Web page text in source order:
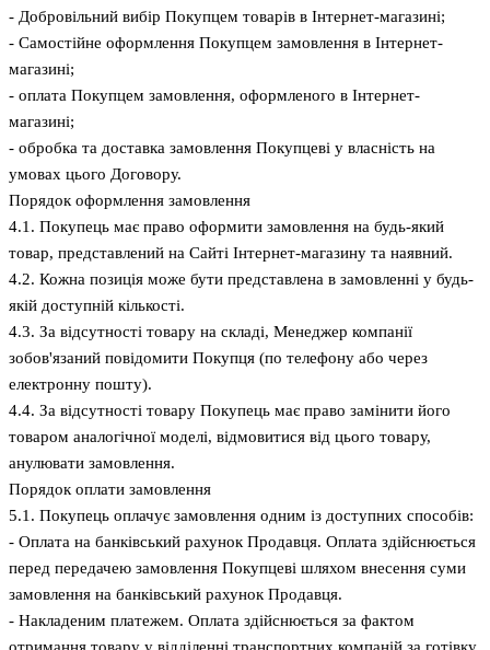
- Добровільний вибір Покупцем товарів в Інтернет-магазині;
- Самостійне оформлення Покупцем замовлення в Інтернет-
магазині;
- оплата Покупцем замовлення, оформленого в Інтернет-
магазині;
- обробка та доставка замовлення Покупцеві у власність на
умовах цього Договору.
Порядок оформлення замовлення
4.1. Покупець має право оформити замовлення на будь-який
товар, представлений на Сайті Інтернет-магазину та наявний.
4.2. Кожна позиція може бути представлена в замовленні у будь-
якій доступній кількості.
4.3. За відсутності товару на складі, Менеджер компанії
зобов'язаний повідомити Покупця (по телефону або через
електронну пошту).
4.4. За відсутності товару Покупець має право замінити його
товаром аналогічної моделі, відмовитися від цього товару,
анулювати замовлення.
Порядок оплати замовлення
5.1. Покупець оплачує замовлення одним із доступних способів:
- Оплата на банківський рахунок Продавця. Оплата здійснюється
перед передачею замовлення Покупцеві шляхом внесення суми
замовлення на банківський рахунок Продавця.
- Накладеним платежем. Оплата здійснюється за фактом